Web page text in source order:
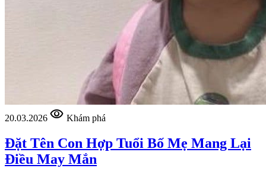
20.03.2026 visibility Khám phá
Đặt Tên Con Hợp Tuổi Bố Mẹ Mang Lại
Điều May Mắn